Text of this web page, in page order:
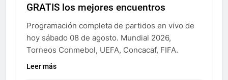
GRATIS los mejores encuentros
Programación completa de partidos en vivo de
hoy sábado 08 de agosto. Mundial 2026,
Torneos Conmebol, UEFA, Concacaf, FIFA.
Leer más